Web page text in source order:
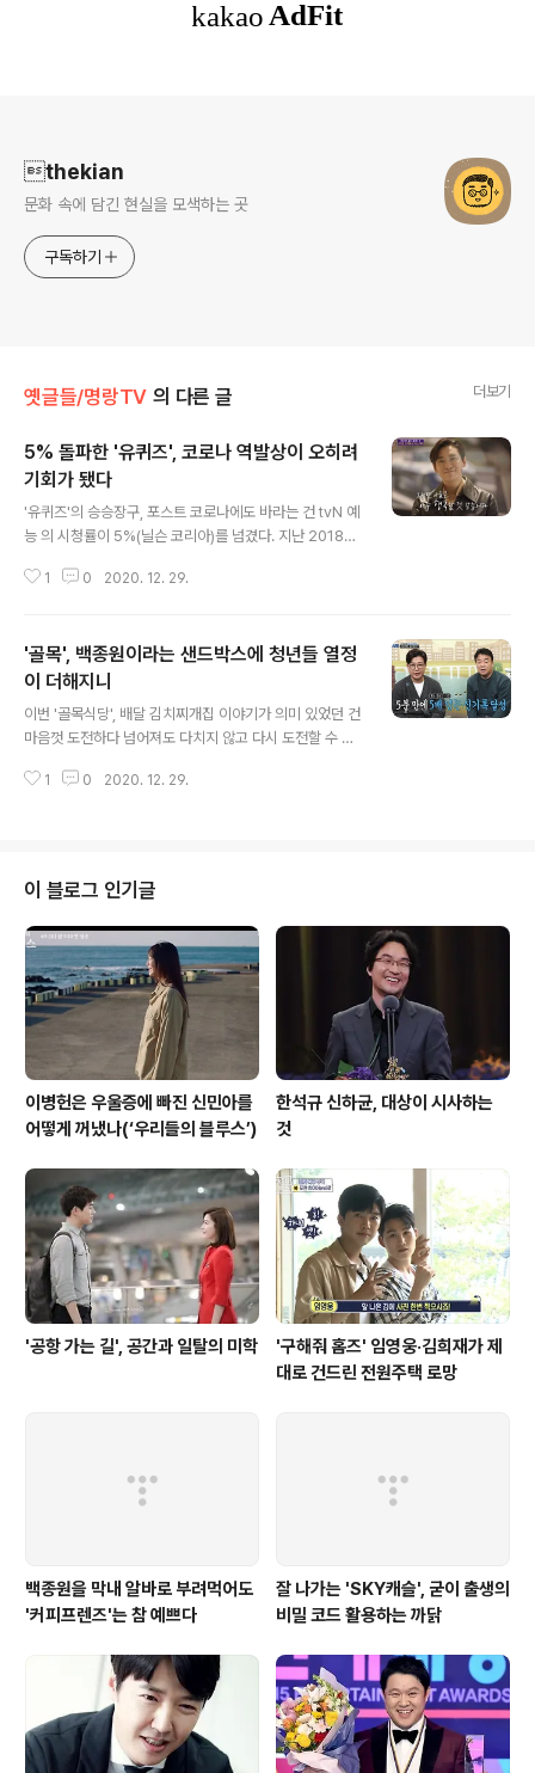
thekian
문화 속에 담긴 현실을 모색하는 곳
구독하기
옛글들/명랑TV 의 다른 글 더보기
5% 돌파한 '유퀴즈', 코로나 역발상이 오히려
기회가 됐다
'유퀴즈'의 승승장구, 포스트 코로나에도 바라는 건 tvN 예
능 의 시청률이 5%(닐슨 코리아)를 넘겼다. 지난 2018년
램의 시청률은 1%대까지 떨어졌었다. 길거리에서 무작위
그램으로서 1%대 시청률은 아쉬울 수밖에 없는 대목이었
다. 하지만 그해 겨울 휴지기를 지나면서 은 프로그램을 재
정비했다. 무작위로 이뤄지는 길거리 토크가 가진 불안감
때문에 퀴즈라는 형식을 넣어 거기에 집중했던 초기의 방
토크를 함께 해준 분들에게 상금이나 선물을 주기 위한 장
1 0 2020. 12. 29.
'골목', 백종원이라는 샌드박스에 청년들 열정
이 더해지니
이번 '골목식당', 배달 김치찌개집 이야기가 의미 있었던 건
마음껏 도전하다 넘어져도 다치지 않고 다시 도전할 수 있
S 에서도 어른거린다. 이번 면목동 사가정시장 골목 이야
왔으니 말이다. 공대 출신으로 농구 동아리를 통해 알게 된
선후배들이 창업한 배달 김치찌개집. 공대와 농구 그리고
김치찌개라는 어찌 보면 전혀 어울리지 않는 듯한 조합의
이 청년 식당은 그러나 의외로 좋은 선후배 간의 팀워크와
열정으로 '배달 맛집'으로 변모하는 과정을 보여줬다. 물론
처음부터 모든 게 완벽했던 가게..
1 0 2020. 12. 29.
이 블로그 인기글
이병헌은 우울증에 빠진 신민아를
어떻게 꺼냈나(‘우리들의 블루스’)
한석규 신하균, 대상이 시사하는
것
'공항 가는 길', 공간과 일탈의 미학
'구해줘 홈즈' 임영웅·김희재가 제
대로 건드린 전원주택 로망
백종원을 막내 알바로 부려먹어도
'커피프렌즈'는 참 예쁘다
잘 나가는 'SKY캐슬', 굳이 출생의
비밀 코드 활용하는 까닭